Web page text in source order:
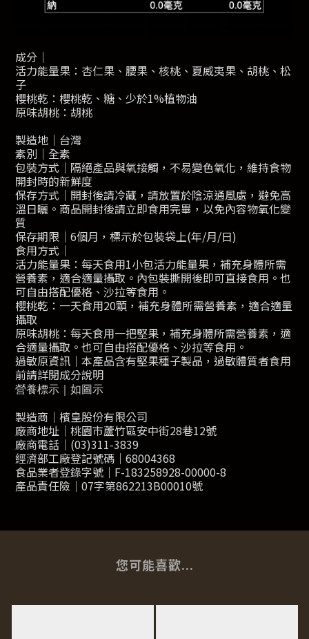
成分｜
活力能量果：杏仁果、腰果、核桃、夏威夷果、胡桃、松
子
櫻桃乾：櫻桃乾、糖、少於1%植物油
原味胡桃：胡桃
製造地｜台灣
素別｜全素
包裝方式｜隔絕產品與氧接觸，不易變色氧化，維持食物
開封時的新鮮度
保存方式｜開封後請冷藏，請放置於陰涼通風處，避免高
溫日曬。商品開封後請立即食用完畢，以免內容物氧化變
質
保存期限｜6個月，標示於包裝袋上(年/月/日)
食用方式｜
活力能量果：每天食用1小包活力能量果，補充身體所需
營養素，適合適量攝取。內包裝撕開後即可直接食用。也
可自由搭配優格、沙拉等食用。
櫻桃乾：一天食用20顆，補充身體所需營養素，適合適量
攝取
原味胡桃：每天食用一把堅果，補充身體所需營養素，適
合適量攝取。也可自由搭配優格、沙拉等食用。
過敏原資訊｜本產品含有堅果種子製品，過敏體質者食用
前請詳閱成分說明
營養標示｜如圖示
製造商｜檳皇股份有限公司
廠商地址｜桃園市蘆竹區安中街28巷12號
廠商電話｜(03)311-3839
經濟部工廠登記號碼｜68004368
食品業者登錄字號｜F-183258928-00000-8
產品責任險｜07字第862213B00010號
您可能喜歡...